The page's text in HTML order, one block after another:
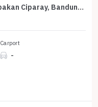
Rumah Minimalis Disewakan di Babakan Ciparay, Bandung, Harga Ekonomis
Carport
-